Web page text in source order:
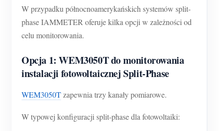
W przypadku północnoamerykańskich systemów split-
phase IAMMETER oferuje kilka opcji w zależności od
celu monitorowania.
Opcja 1: WEM3050T do monitorowania
instalacji fotowoltaicznej Split-Phase
WEM3050Tzapewnia trzy kanały pomiarowe.
W typowej konfiguracji split-phase dla fotowoltaiki: